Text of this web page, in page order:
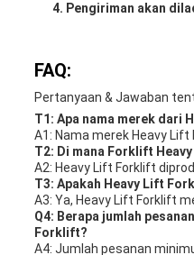
Pengiriman akan
FAQ:
Pertanyaan & Jawaban
T1: Apa nama merek dari
A1: Nama merek Heavy Lift
T2: Di mana Forklift
A2: Heavy Lift Forklift
T3: Apakah Heavy Lift
A3: Ya, Heavy Lift Forklift
Q4: Berapa jumlah
Forklift?
A4: Jumlah pesanan